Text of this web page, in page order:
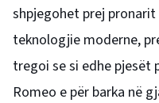
shpjegohet prej
teknologjie moderne,
tregoi se si edhe pjesët
Romeo e për barka në